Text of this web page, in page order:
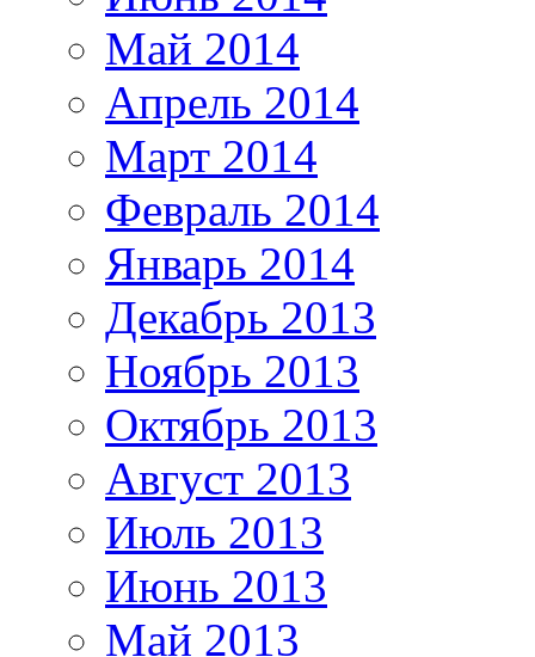
Май 2014
Апрель 2014
Март 2014
Февраль 2014
Январь 2014
Декабрь 2013
Ноябрь 2013
Октябрь 2013
Август 2013
Июль 2013
Июнь 2013
Май 2013